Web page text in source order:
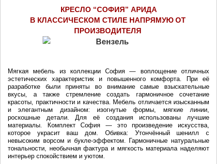
КРЕСЛО “СОФИЯ” АРИДА
В КЛАССИЧЕСКОМ СТИЛЕ НАПРЯМУЮ ОТ
ПРОИЗВОДИТЕЛЯ
Мягкая мебель из коллекции София — воплощение отличных
эстетических характеристик и повышенного комфорта. При её
разработке были приняты во внимание самые взыскательные
вкусы, а также стремление создать гармоничное сочетание
красоты, практичности и качества. Мебель отличается изысканным
и элегантным дизайном: изогнутые формы, мягкие линии,
роскошные детали. Для её создания использованы лучшие
материалы. Комплект София — это произведение искусства,
которое украсит ваш дом. Обивка: Утончённый шенилл с
невысоким ворсом и букле-эффектом. Гармоничные натуральные
тональности, необычная фактура и мягкость материала наделяют
интерьер спокойствием и уютом.